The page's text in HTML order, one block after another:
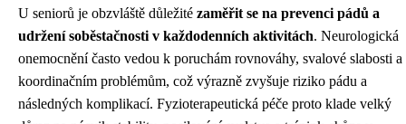
U seniorů je obzvláště důležité zaměřit se na prevenci pádů a
udržení soběstačnosti v každodenních aktivitách. Neurologická
onemocnění často vedou k poruchám rovnováhy, svalové slabosti a
koordinačním problémům, což výrazně zvyšuje riziko pádu a
následných komplikací. Fyzioterapeutická péče proto klade velký